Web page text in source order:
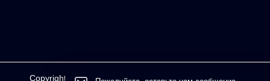
Copyright © Sichuan Microvelo Semiconductor Co.,LTD